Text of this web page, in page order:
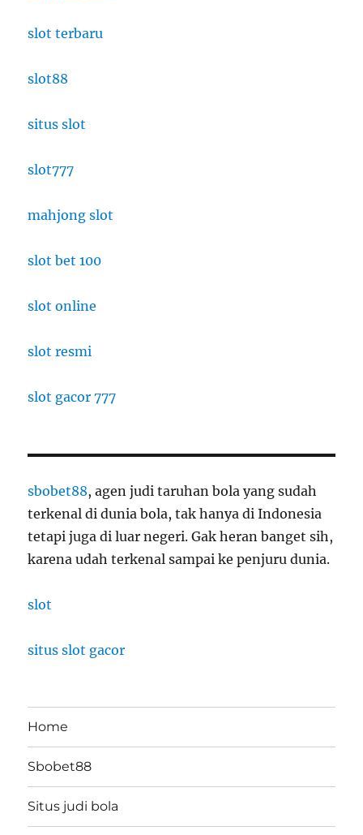
slot terbaru
slot88
situs slot
slot777
mahjong slot
slot bet 100
slot online
slot resmi
slot gacor 777
sbobet88, agen judi taruhan bola yang sudah
terkenal di dunia bola, tak hanya di Indonesia
tetapi juga di luar negeri. Gak heran banget sih,
karena udah terkenal sampai ke penjuru dunia.
slot
situs slot gacor
Home
Sbobet88
Situs judi bola